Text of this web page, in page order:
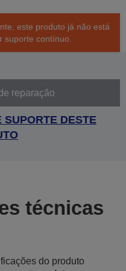
este produto já não está
suporte contínuo.
reparação
SUPORTE DESTE
técnicas
do produto